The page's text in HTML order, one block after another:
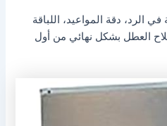
الرد، دقة المواعيد، اللباقة
العطل بشكل نهائي من أول